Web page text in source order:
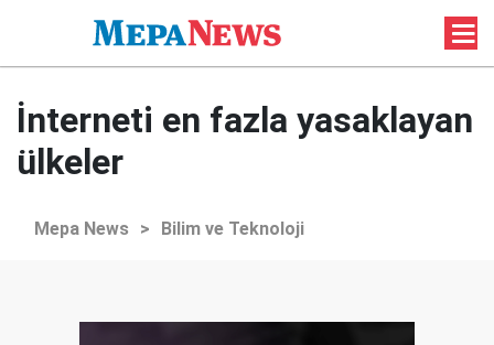
İnterneti en fazla yasaklayan
ülkeler
Mepa News > Bilim ve Teknoloji